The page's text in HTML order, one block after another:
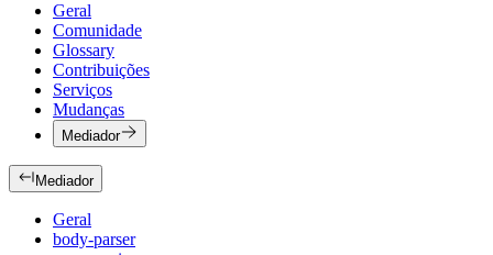
Geral
Comunidade
Glossary
Contribuições
Serviços
Mudanças
Mediador
Mediador
Geral
body-parser